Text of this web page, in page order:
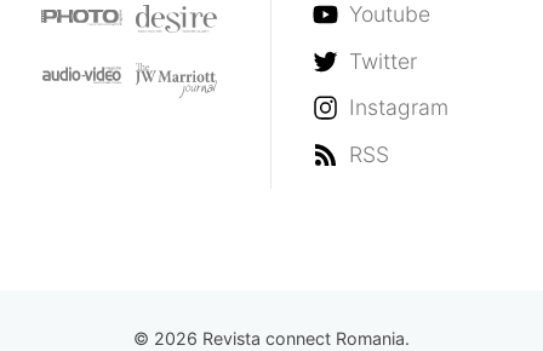
Youtube
Twitter
Instagram
RSS
© 2026 Revista connect Romania.